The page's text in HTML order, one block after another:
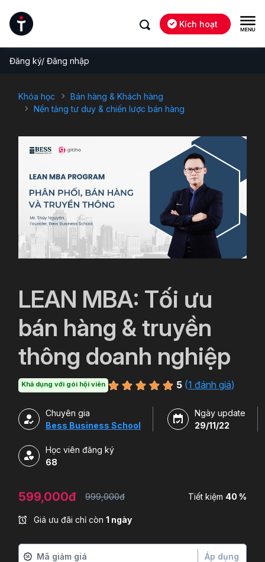
Kích hoạt
Đăng ký/ Đăng nhập
Khóa học
Bán hàng & Khách hàng
Nền tảng tư duy & chiến lược bán hàng
LEAN MBA: Tối ưu
bán hàng & truyền
thông doanh nghiệp
Khả dụng với gói hội viên 5 (1 đánh giá)
Chuyên gia
Bess Business School
Ngày update
29/11/22
Học viên đăng ký
68
599,000đ 999,000đ Tiết kiệm 40 %
Giá ưu đãi chỉ còn 1 ngày
Áp dụng